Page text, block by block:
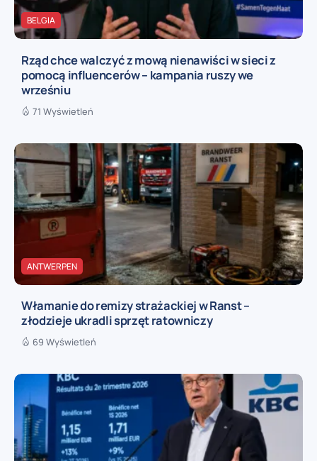
BELGIA
Rząd chce walczyć z mową nienawiści w sieci z
pomocą influencerów – kampania ruszy we
wrześniu
71 Wyświetleń
ANTWERPEN
Włamanie do remizy strażackiej w Ranst –
złodzieje ukradli sprzęt ratowniczy
69 Wyświetleń